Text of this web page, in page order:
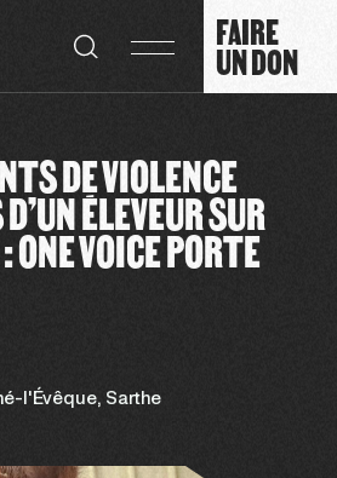
FAIRE
UN DON
DE VIOLENCE
ÉLEVEUR SUR
ONE VOICE PORTE
l'Évêque, Sarthe